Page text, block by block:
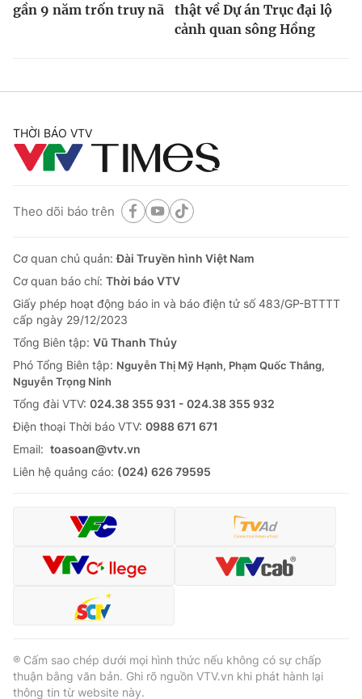
gần 9 năm trốn truy nã
thật về Dự án Trục đại lộ
cảnh quan sông Hồng
THỜI BÁO VTV
Theo dõi báo trên
Cơ quan chủ quản:Đài Truyền hình Việt Nam
Cơ quan báo chí: Thời báo VTV
Giấy phép hoạt động báo in và báo điện tử số 483/GP-BTTTT
cấp ngày 29/12/2023
Tổng Biên tập: Vũ Thanh Thủy
Phó Tổng Biên tập: Nguyễn Thị Mỹ Hạnh, Phạm Quốc Thắng,
Nguyễn Trọng Ninh
Tổng đài VTV: 024.38 355 931 - 024.38 355 932
Ðiện thoại Thời báo VTV: 0988 671 671
Email: toasoan@vtv.vn
Liên hệ quảng cáo: (024) 626 79595
® Cấm sao chép dưới mọi hình thức nếu không có sự chấp
thuận bằng văn bản. Ghi rõ nguồn VTV.vn khi phát hành lại
thông tin từ website này.